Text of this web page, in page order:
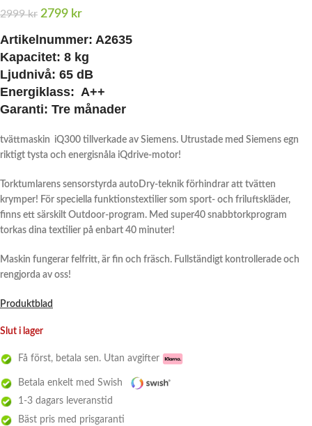
2999kr 2799 kr
Artikelnummer: A2635
Kapacitet: 8 kg
Ljudnivå: 65 dB
Energiklass: A++
Garanti: Tre månader
tvättmaskin iQ300 tillverkade av Siemens. Utrustade med Siemens egn
riktigt tysta och energisnåla iQdrive-motor!
Torktumlarens sensorstyrda autoDry-teknik förhindrar att tvätten
krymper! För speciella funktionstextilier som sport- och friluftskläder,
finns ett särskilt Outdoor-program. Med super40 snabbtorkprogram
torkas dina textilier på enbart 40 minuter!
Maskin fungerar felfritt, är fin och fräsch. Fullständigt kontrollerade och
rengjorda av oss!
Produktblad
Slut i lager
Få först, betala sen. Utan avgifter
Betala enkelt med Swish
1-3 dagars leveranstid
Bäst pris med prisgaranti